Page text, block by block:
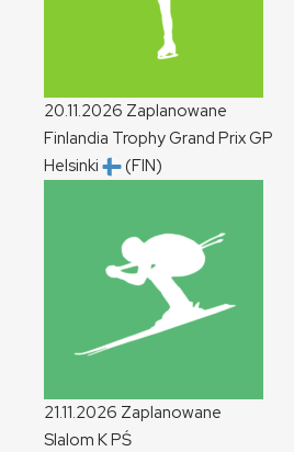
20.11.2026 Zaplanowane
Finlandia Trophy Grand PrixGP
Helsinki
(FIN)
21.11.2026 Zaplanowane
Slalom KPŚ